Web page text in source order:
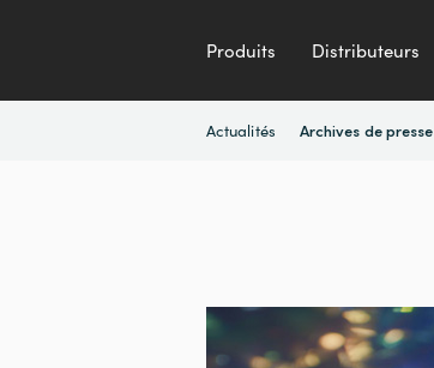
Produits Distributeurs
Actualités Archives de presse